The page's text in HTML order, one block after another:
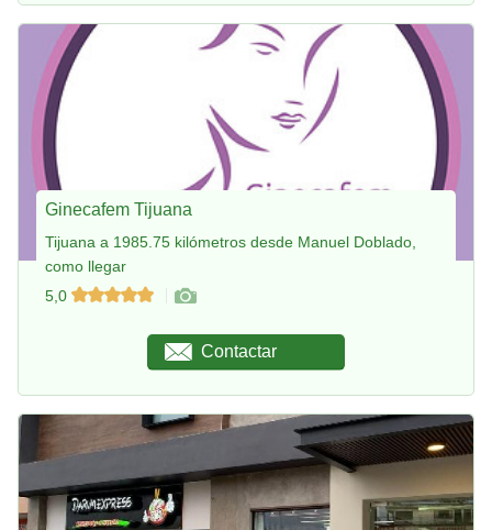
Ginecafem Tijuana
Tijuana a 1985.75 kilómetros desde Manuel Doblado,
como llegar
5,0
Contactar